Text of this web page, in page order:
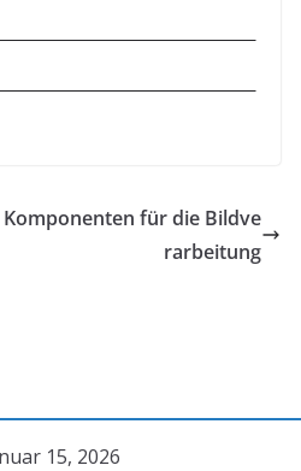
für die Bildve
rarbeitung
15, 2026